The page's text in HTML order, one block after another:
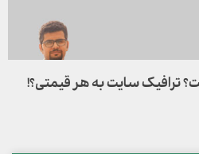
ترافیک سایت به هر قیمتی؟!